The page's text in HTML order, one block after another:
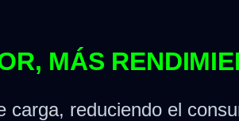
MÁS
carga, reduciendo el